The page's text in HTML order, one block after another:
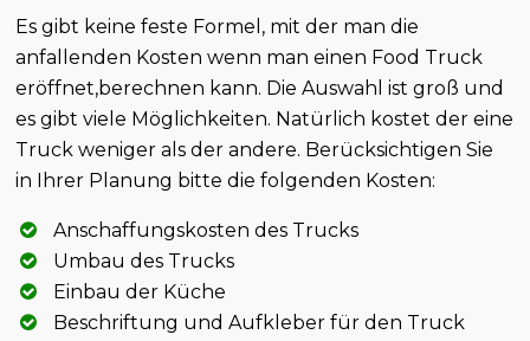
Es gibt keine feste Formel, mit der man die
anfallenden Kosten wenn man einen Food Truck
eröffnet,berechnen kann. Die Auswahl ist groß und
es gibt viele Möglichkeiten. Natürlich kostet der eine
Truck weniger als der andere. Berücksichtigen Sie
in Ihrer Planung bitte die folgenden Kosten:
Anschaffungskosten des Trucks
Umbau des Trucks
Einbau der Küche
Beschriftung und Aufkleber für den Truck